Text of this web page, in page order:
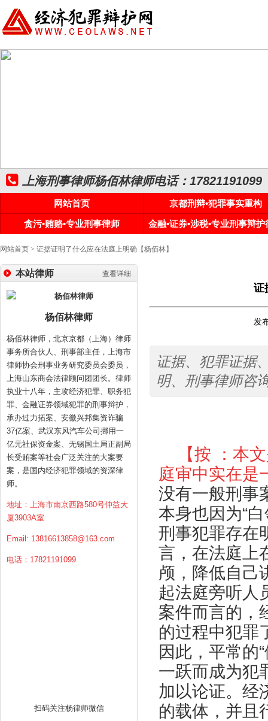
上海刑事律师杨佰林律师电话：17821191099
网站首页
京都刑辩•犯罪事实重构
贪污•贿赂•专业刑事律师
金融•证券•涉税•专业刑事辩护
网站首页 > 证据证明了什么应在法庭上明确【杨佰林】
查看详细
本站律师
杨佰林律师
杨佰林律师，北京京都（上海）律师
事务所合伙人、刑事部主任，上海市
律师协会刑事业务研究委员会委员，
上海山东商会法律顾问团团长。律师
执业十八年，主攻经济犯罪、职务犯
罪、金融证券领域犯罪的刑事辩护，
承办过力拓案、安徽兴邦集资诈骗
37亿案、武汉东风汽车公司挪用一
亿元社保资金案、无锡国土局正副局
长受贿案等社会广泛关注的大案要
案，是国内经济犯罪领域的资深律
师。
地址：上海市南京西路580号仲益大
厦3903A室
Email: 13816613858@163.com
电话：17821191099
扫码关注杨律师微信
证
发
证据、犯罪证据
明、刑事律师咨
【按 ：本
庭审中实在是
没有一般刑事
本身也因为“
刑事犯罪存在
言，在法庭上
颅，降低自己
起法庭旁听人
案件而言的，
的过程中犯罪
因此，平常的
一跃而成为犯
加以论证。经
的载体，并且